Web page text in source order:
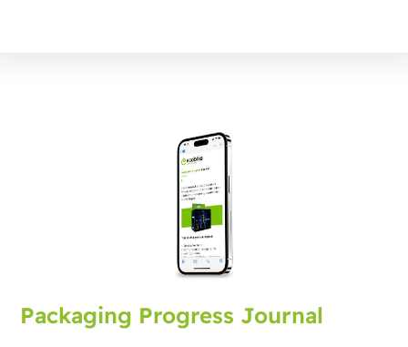
Packaging Progress Journal